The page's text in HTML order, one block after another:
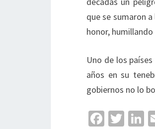
que se sumaron
honor,
Uno de los
años en su
gobiernos no lo
Fa T